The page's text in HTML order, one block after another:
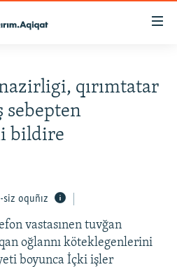
qırımtatar
sebepten
bildire
siz oquñız
vastasınen tuvğan
oğlannı köteklegenlerini
boyunca İçki işler